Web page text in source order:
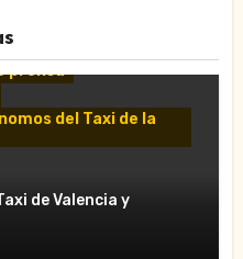
prensa
del Taxi de la
su
“infructuosa”
el Decreto Ley
de Valencia y